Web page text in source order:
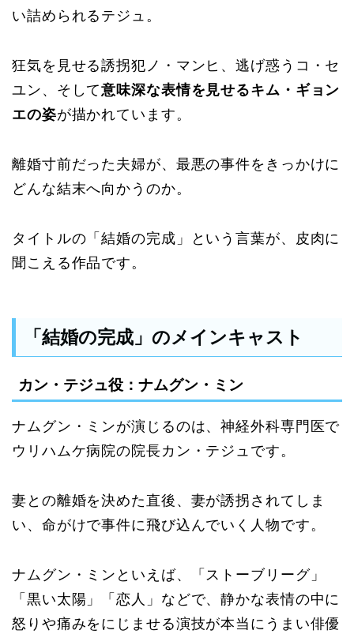
い詰められるテジュ。
狂気を見せる誘拐犯ノ・マンヒ、逃げ惑うコ・セ
ユン、そして意味深な表情を見せるキム・ギョン
エの姿が描かれています。
離婚寸前だった夫婦が、最悪の事件をきっかけに
どんな結末へ向かうのか。
タイトルの「結婚の完成」という言葉が、皮肉に
聞こえる作品です。
「結婚の完成」のメインキャスト
カン・テジュ役：ナムグン・ミン
ナムグン・ミンが演じるのは、神経外科専門医で
ウリハムケ病院の院長カン・テジュです。
妻との離婚を決めた直後、妻が誘拐されてしま
い、命がけで事件に飛び込んでいく人物です。
ナムグン・ミンといえば、「ストーブリーグ」
「黒い太陽」「恋人」などで、静かな表情の中に
怒りや痛みをにじませる演技が本当にうまい俳優